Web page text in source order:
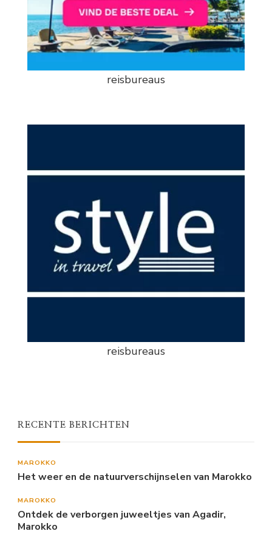
reisbureaus
reisbureaus
RECENTE BERICHTEN
MAROKKO
Het weer en de natuurverschijnselen van Marokko
MAROKKO
Ontdek de verborgen juweeltjes van Agadir,
Marokko